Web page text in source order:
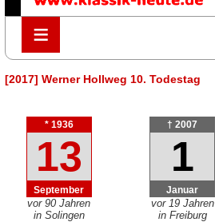
≡
≡
[2017] Werner Hollweg 10. Todestag
* 1936
13
September
vor 90 Jahren
in Solingen
† 2007
1
Januar
vor 19 Jahren
in Freiburg